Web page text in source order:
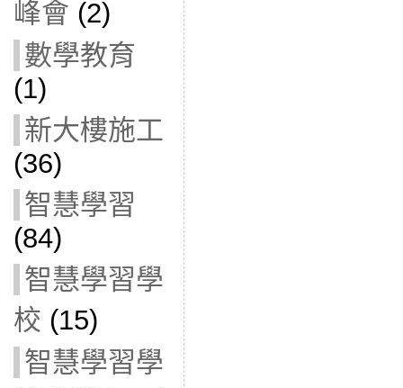
峰會 (2)
數學教育
(1)
新大樓施工
(36)
智慧學習
(84)
智慧學習學
校 (15)
智慧學習學